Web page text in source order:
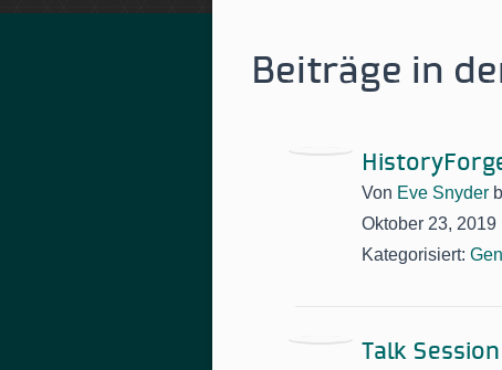
Beiträge in
Von Eve Snyder
Oktober 23, 2019
Kategorisiert:
Talk